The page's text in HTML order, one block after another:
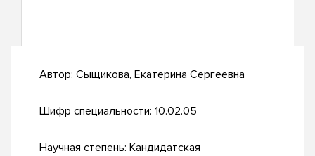
Автор: Сыщикова, Екатерина Сергеевна
Шифр специальности: 10.02.05
Научная степень: Кандидатская